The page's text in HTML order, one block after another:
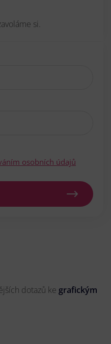
si.
osobních údajů
dotazů ke grafickým